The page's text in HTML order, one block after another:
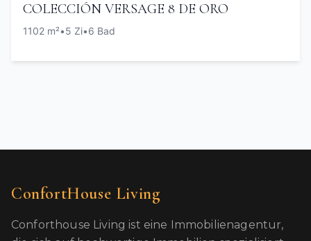
COLECCIÓN VERSAGE 8 DE ORO
1102 m²•5 Zi•6 Bad
ConfortHouse Living
Conforthouse Living ist eine Immobilienagentur,